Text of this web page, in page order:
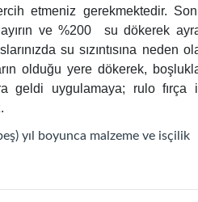
etmeniz gerekmektedir.
ayırın ve %200 su dökerek
su sızıntısına neden
olduğu yere dökerek,
geldi uygulamaya; rulo fırça
yıl boyunca malzeme ve isçilik